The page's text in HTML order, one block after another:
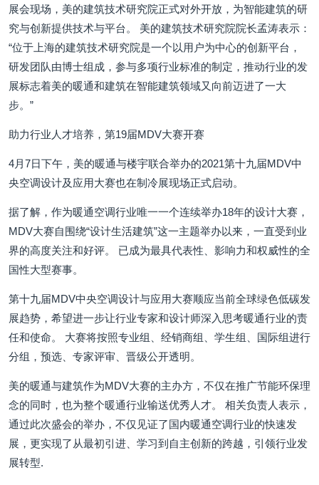
展会现场，美的建筑技术研究院正式对外开放，为智能建筑的研
究与创新提供技术与平台。 美的建筑技术研究院院长孟涛表示：
“位于上海的建筑技术研究院是一个以用户为中心的创新平台，
研发团队由博士组成，参与多项行业标准的制定，推动行业的发
展标志着美的暖通和建筑在智能建筑领域又向前迈进了一大
步。”
助力行业人才培养，第19届MDV大赛开赛
4月7日下午，美的暖通与楼宇联合举办的2021第十九届MDV中
央空调设计及应用大赛也在制冷展现场正式启动。
据了解，作为暖通空调行业唯一一个连续举办18年的设计大赛，
MDV大赛自围绕“设计生活建筑”这一主题举办以来，一直受到业
界的高度关注和好评。 已成为最具代表性、影响力和权威性的全
国性大型赛事。
第十九届MDV中央空调设计与应用大赛顺应当前全球绿色低碳发
展趋势，希望进一步让行业专家和设计师深入思考暖通行业的责
任和使命。 大赛将按照专业组、经销商组、学生组、国际组进行
分组，预选、专家评审、晋级公开透明。
美的暖通与建筑作为MDV大赛的主办方，不仅在推广节能环保理
念的同时，也为整个暖通行业输送优秀人才。 相关负责人表示，
通过此次盛会的举办，不仅见证了国内暖通空调行业的快速发
展，更实现了从最初引进、学习到自主创新的跨越，引领行业发
展转型.